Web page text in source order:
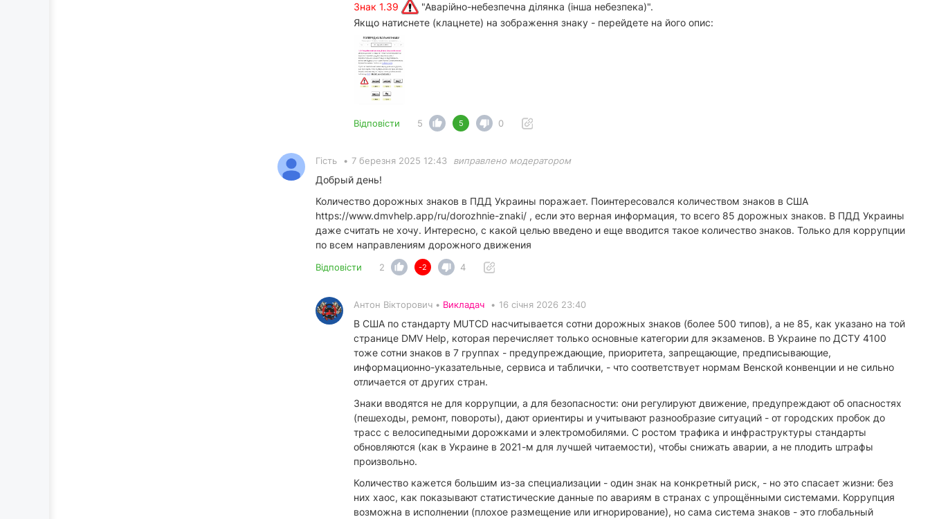
Знак 1.39
"Аварійно-небезпечна ділянка (інша небезпека)".
Якщо натиснете (клацнете) на зображення знаку - перейдете на його опис:
Відповісти 5 5 0
Гість • 7 березня 2025 12:43 виправлено модератором
Добрый день!
Количество дорожных знаков в ПДД Украины поражает. Поинтересовался количеством знаков в США
https://www.dmvhelp.app/ru/dorozhnie-znaki/ , если это верная информация, то всего 85 дорожных знаков. В ПДД Украины
даже считать не хочу. Интересно, с какой целью введено и еще вводится такое количество знаков. Только для коррупции
по всем направлениям дорожного движения
Відповісти 2 -2 4
Антон Вікторович • Викладач • 16 січня 2026 23:40
В США по стандарту MUTCD насчитывается сотни дорожных знаков (более 500 типов), а не 85, как указано на той
странице DMV Help, которая перечисляет только основные категории для экзаменов. В Украине по ДСТУ 4100
тоже сотни знаков в 7 группах - предупреждающие, приоритета, запрещающие, предписывающие,
информационно-указательные, сервиса и таблички, - что соответствует нормам Венской конвенции и не сильно
отличается от других стран.
​Знаки вводятся не для коррупции, а для безопасности: они регулируют движение, предупреждают об опасностях
(пешеходы, ремонт, повороты), дают ориентиры и учитывают разнообразие ситуаций - от городских пробок до
трасс с велосипедными дорожками и электромобилями. С ростом трафика и инфраструктуры стандарты
обновляются (как в Украине в 2021-м для лучшей читаемости), чтобы снижать аварии, а не плодить штрафы
произвольно.
​Количество кажется большим из-за специализации - один знак на конкретный риск, - но это спасает жизни: без
них хаос, как показывают статистические данные по авариям в странах с упрощёнными системами. Коррупция
возможна в исполнении (плохое размещение или игнорирование), но сама система знаков - это глобальный